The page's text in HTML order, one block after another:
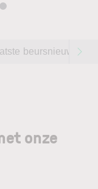
beursnieuws
onze